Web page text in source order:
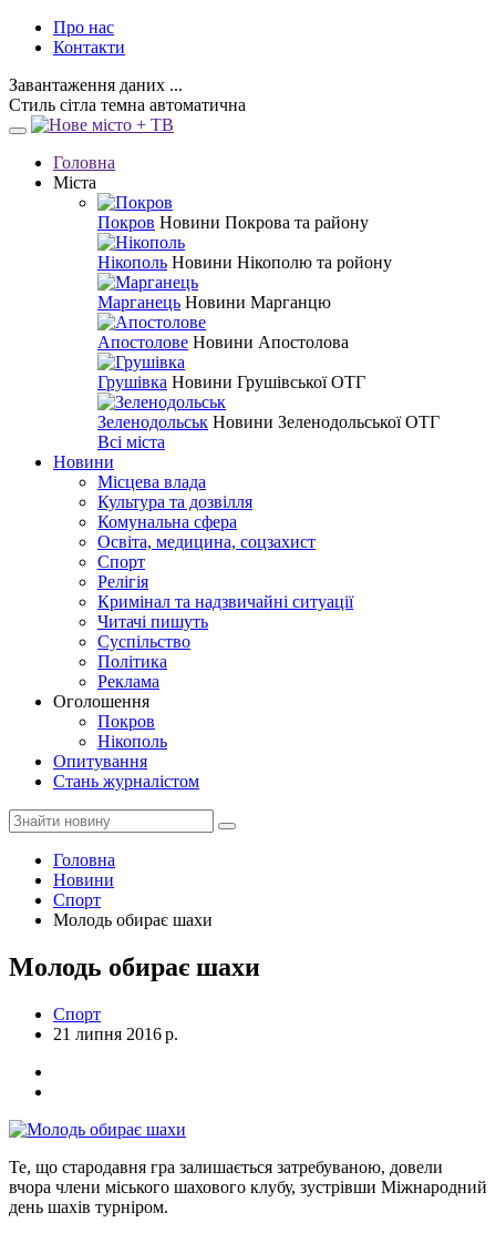
Про нас
Контакти
Завантаження даних ...
Стиль сітла темна автоматична
Головна
Міста
Покров Новини Покрова та району
Нікополь Новини Нікополю та ройону
Марганець Новини Марганцю
Апостолове Новини Апостолова
Грушівка Новини Грушівської ОТГ
Зеленодольськ Новини Зеленодольської ОТГ
Всі міста
Новини
Місцева влада
Культура та дозвілля
Комунальна сфера
Освіта, медицина, соцзахист
Спорт
Релігія
Кримінал та надзвичайні ситуації
Читачі пишуть
Суспільство
Політика
Реклама
Оголошення
Покров
Нікополь
Опитування
Стань журналістом
Головна
Новини
Спорт
Молодь обирає шахи
Молодь обирає шахи
Спорт
21 липня 2016 р.
Те, що стародавня гра залишається затребуваною, довели
вчора члени міського шахового клубу, зустрівши Міжнародний
день шахів турніром.